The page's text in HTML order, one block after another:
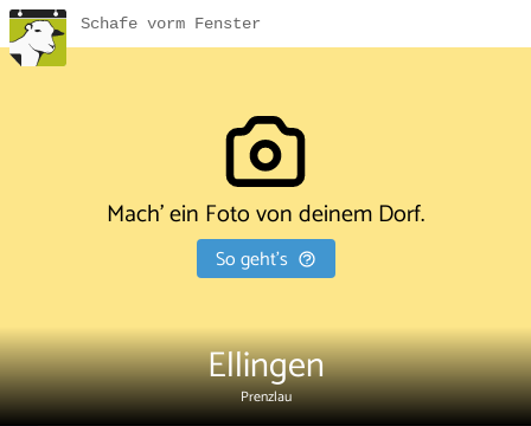
Schafe vorm Fenster
Mach' ein Foto von deinem Dorf.
So geht's
Ellingen
Prenzlau